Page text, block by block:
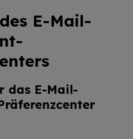
E-Mail-
das E-Mail-